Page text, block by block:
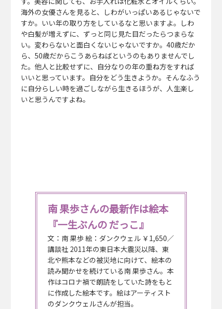
海外の女優さんを見ると、しわがいっぱいあるじゃないで
すか。いい年の取り方をしているなと思いますよ。しわ
や白髪が増えずに、ずっと同じ見た目だったらつまらな
い。変わらないと面白くないじゃないですか。40歳だか
ら、50歳だからこうあらねばというのもありませんでし
た。他人と比較せずに、自分なりの年の重ね方をすれば
いいと思っています。自分をどう生きようか。そんなふう
に自分らしい時を過ごしながら生きるほうが、人生楽し
いと思うんですよね。
南 果歩さんの最新作は絵本
『一生ぶんの だっこ』
文：南 果歩 絵：ダンクウェル ￥1,650／
講談社 2011年の東日本大震災以降、東
北や熊本などの被災地に向けて、絵本の
読み聞かせを続けている南 果歩さん。本
作はコロナ禍で朗読をしていた詩をもと
に作成した絵本です。絵はアーティスト
のダンクウェルさんが担当。